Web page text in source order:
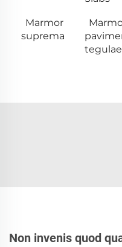
Marmor
suprema
tegulae
Non invenis quod